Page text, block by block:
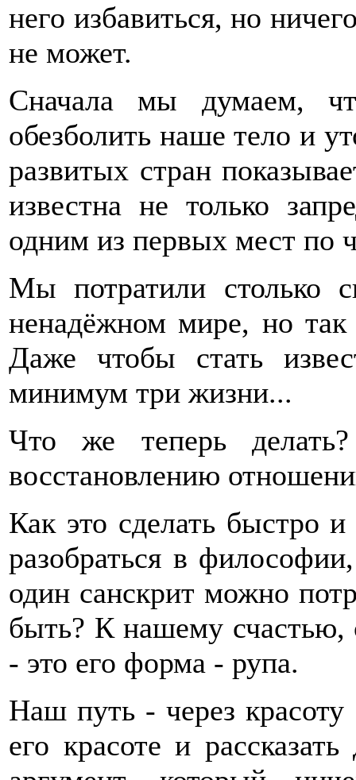
него избавиться, но
не может.
Сначала мы думаем,
обезболить наше тело и
развитых стран
известна не только
одним из первых мест по
Мы потратили столько
ненадёжном мире, но так
Даже чтобы стать
минимум три жизни...
Что же теперь
восстановлению
Как это сделать быстро
разобраться в
один санскрит можно
быть? К нашему счастью,
- это его форма - рупа.
Наш путь - через
его красоте и